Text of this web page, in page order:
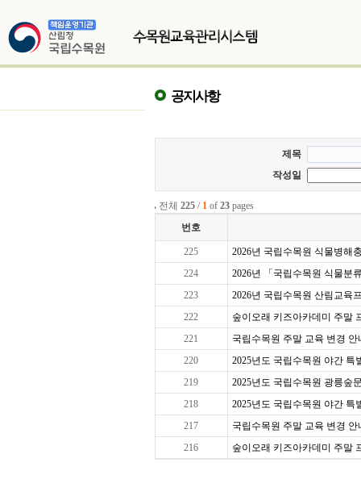
공지사항
제목
작성일
전체 225 / 1 of 23 pages
번호
225
2026년 국립수목원 식물병해
224
2026년 「국립수목원 식물분
223
2026년 국립수목원 산림교육
222
숲이오래 키즈아카데미 주말
221
국립수목원 주말 교육 변경 안
220
2025년도 국립수목원 야간 특
219
2025년도 국립수목원 광릉숲
218
2025년도 국립수목원 야간 특
217
국립수목원 주말 교육 변경
216
숲이오래 키즈아카데미 주말